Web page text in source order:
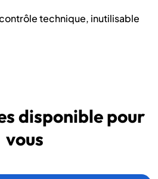
technique, inutilisable
disponible pour
vous